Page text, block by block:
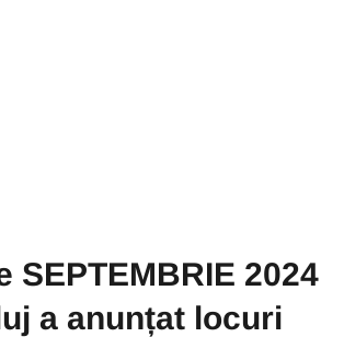
SEPTEMBRIE 2024
a anunțat locuri